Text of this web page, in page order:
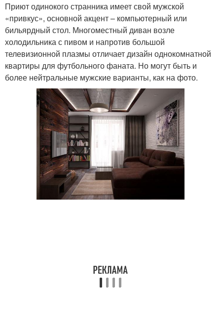
Приют одинокого странника имеет свой мужской
«привкус», основной акцент – компьютерный или
бильярдный стол. Многоместный диван возле
холодильника с пивом и напротив большой
телевизионной плазмы отличает дизайн однокомнатной
квартиры для футбольного фаната. Но могут быть и
более нейтральные мужские варианты, как на фото.